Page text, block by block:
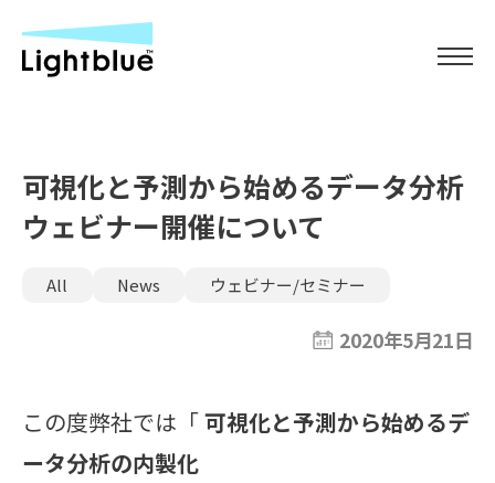
可視化と予測から始めるデータ分析
ウェビナー開催について
All News ウェビナー/セミナー
2020年5月21日
この度弊社では「可視化と予測から始めるデ
ータ分析の内製化